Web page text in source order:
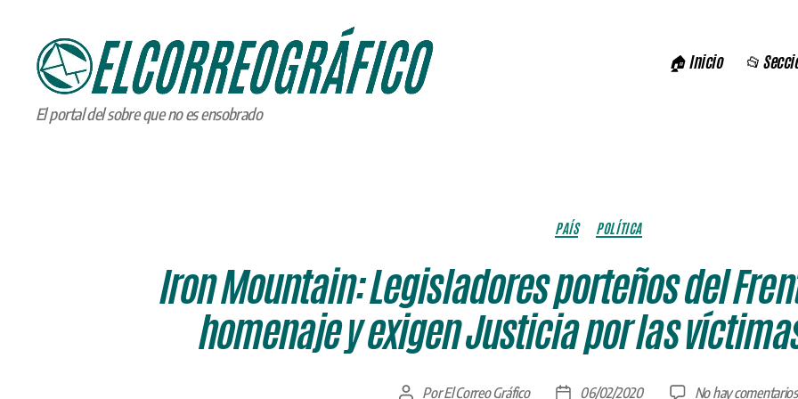
ELCORREOGRÁFICO
El portal del sobre que no es ensobrado
🏠 Inicio 📂
Categorías
PAÍS POLÍTICA
Iron Mountain: Legisladores porteños del
homenaje y exigen Justicia por las
Autor
PorEl Correo Gráfico
Fecha06/02/2020 No hay comentarios